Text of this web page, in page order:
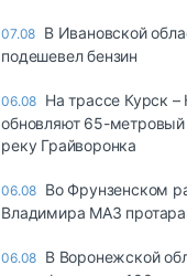
07.08 В Ивановской
подешевел бензин
06.08 На трассе Курск –
обновляют 65-
реку Грайворонка
06.08 Во Фрунзенском
Владимира МАЗ
06.08 В Воронежской